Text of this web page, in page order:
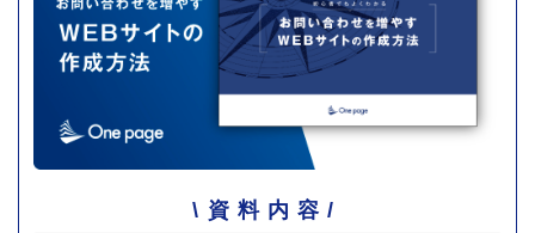
資料内容